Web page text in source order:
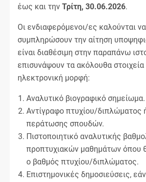
έως και την Τρίτη, 30.06.2026.
Οι ενδιαφερόμενοι/ες καλούνται να
συμπληρώσουν την αίτηση
είναι διαθέσιμη στην παραπάνω
επισυνάψουν τα ακόλουθα στοιχεία
ηλεκτρονική μορφή:
Αναλυτικό βιογραφικό σημείωμα.
Αντίγραφο πτυχίου/διπλώματος
περάτωσης σπουδών.
Πιστοποιητικό αναλυτικής
προπτυχιακών μαθημάτων όπου
ο βαθμός πτυχίου/διπλώματος.
Επιστημονικές δημοσιεύσεις,